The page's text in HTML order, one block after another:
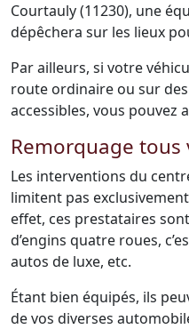
Courtauly (11230), une
dépêchera sur les lieux
Par ailleurs, si votre
route ordinaire ou sur
accessibles, vous pouvez
Remorquage tous
Les interventions du
limitent pas
effet, ces prestataires
d’engins quatre roues,
autos de luxe, etc.
Étant bien équipés, ils
de vos diverses